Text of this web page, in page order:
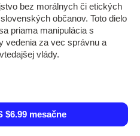
bez morálnych či etických
občanov. Toto dielo
priama manipulácia s
vedenia za vec správnu a
vlády.
$6.99 mesačne